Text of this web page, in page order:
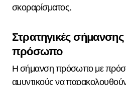
σκοραρίσματος.
Στρατηγικές
πρόσωπο
Η σήμανση πρόσωπο με
αμυντικούς να